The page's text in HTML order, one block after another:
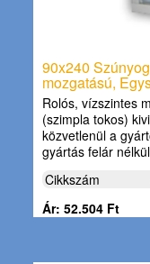
90x240
mozgatású,
Rolós, vízszintes
(szimpla tokos)
közvetlenül a
gyártás felár
Cikkszám
Ár: 52.504 Ft